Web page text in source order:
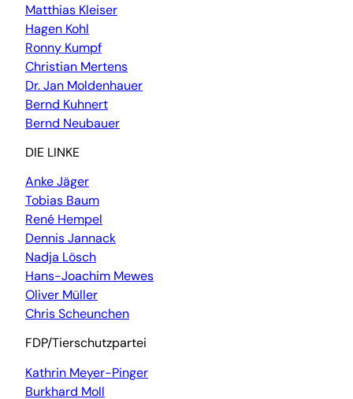
Matthias Kleiser
Hagen Kohl
Ronny Kumpf
Christian Mertens
Dr. Jan Moldenhauer
Bernd Kuhnert
Bernd Neubauer
DIE LINKE
Anke Jäger
Tobias Baum
René Hempel
Dennis Jannack
Nadja Lösch
Hans-Joachim Mewes
Oliver Müller
Chris Scheunchen
FDP/Tierschutzpartei
Kathrin Meyer-Pinger
Burkhard Moll